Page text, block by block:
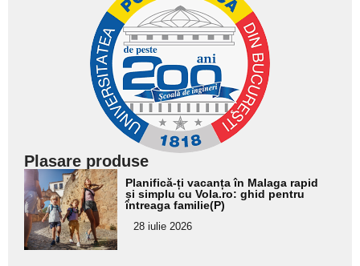
Plasare produse
Adaugă
aici textul
pentru
subtitlu
Planifică-ți vacanța în Malaga rapid
și simplu cu Vola.ro: ghid pentru
întreaga familie(P)
28 iulie 2026